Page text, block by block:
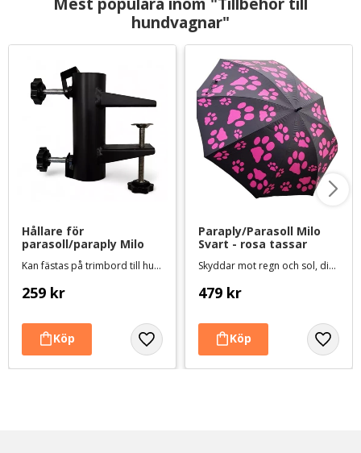
hundvagnar"
Hållare för
parasoll/paraply Milo
Kan fästas på trimbord till hundvagn
259 kr
Paraply/Parasoll Milo
Svart - rosa tassar
Skyddar mot regn och sol, diameter 140 cm
479 kr